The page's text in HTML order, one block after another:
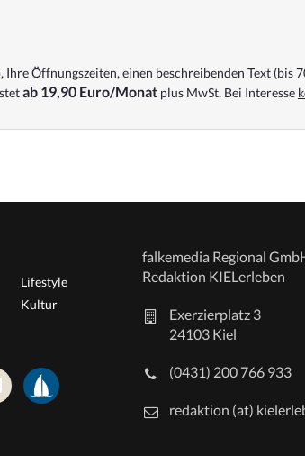
Öffnungszeiten, einen beschreibenden Text (bis
ab 19,90 Euro/Monat plus MwSt. Bei Interesse
Lifestyle
Kultur
falkemedia Regional
Redaktion KIELerleben
Exerzierplatz 3
24103 Kiel
(0431) 200 766 933
redaktion (at)